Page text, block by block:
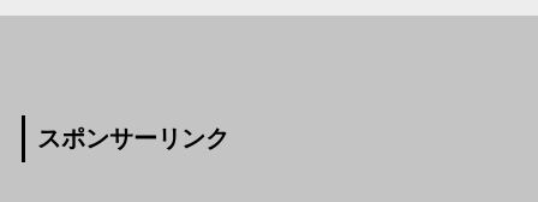
スポンサーリンク